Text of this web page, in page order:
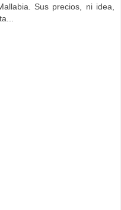
Sus precios, ni idea,